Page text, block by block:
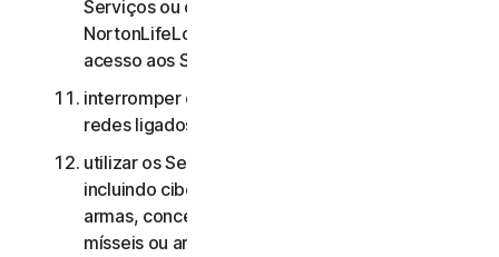
Serviços ou contornar quaisquer medidas que a
NortonLifeLock utilize para evitar ou restringir o
acesso aos Serviços;
interromper ou interferir com servidores ou
redes ligados a quaisquer Serviços;
utilizar os Serviços para quaisquer fins militares,
incluindo ciberguerra, desenvolvimento de
armas, conceção, fabrico ou produção de
mísseis ou armas nucleares, químicas ou